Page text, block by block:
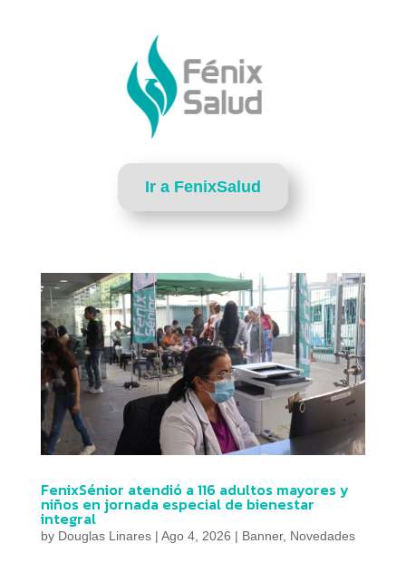
Ir a FenixSalud
FenixSénior atendió a 116 adultos mayores y
niños en jornada especial de bienestar
integral
by Douglas Linares| Ago 4, 2026 | Banner, Novedades